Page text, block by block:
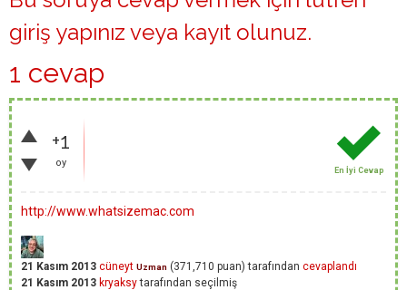
giriş yapınız veya kayıt olunuz.
1 cevap
+1
oy
En İyi Cevap
http://www.whatsizemac.com
21 Kasım 2013 cüneyt Uzman (371,710 puan) tarafından cevaplandı
21 Kasım 2013 kryaksytarafından seçilmiş